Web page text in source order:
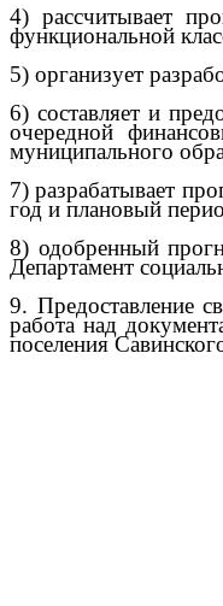
4) рассчитывает
функциональной
5) организует
6) составляет и
очередной
муниципального
7) разрабатывает
год и плановый
8) одобренный
Департамент
9. Предоставление
работа над
поселения